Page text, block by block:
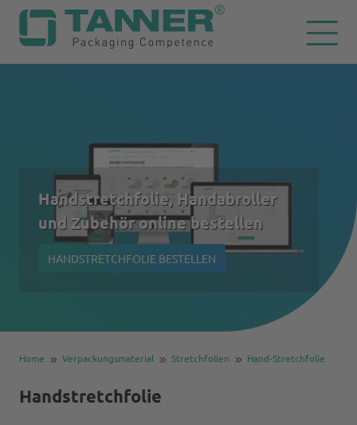
Handstretchfolie, Handabroller
und Zubehör online bestellen
HANDSTRETCHFOLIE BESTELLEN
Home Verpackungsmaterial Stretchfolien Hand-Stretchfolie
Handstretchfolie